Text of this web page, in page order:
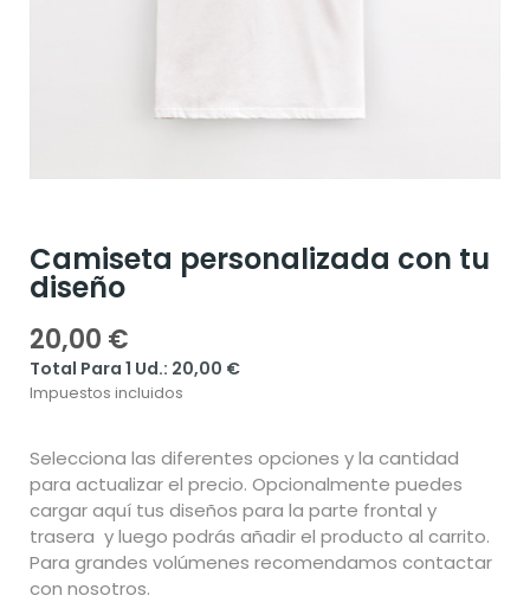
Camiseta personalizada con tu
diseño
20,00 €
Total Para 1 Ud.: 20,00 €
Impuestos incluidos
Selecciona las diferentes opciones y la cantidad
para actualizar el precio. Opcionalmente puedes
cargar aquí tus diseños para la parte frontal y
trasera y luego podrás añadir el producto al carrito.
Para grandes volúmenes recomendamos contactar
con nosotros.